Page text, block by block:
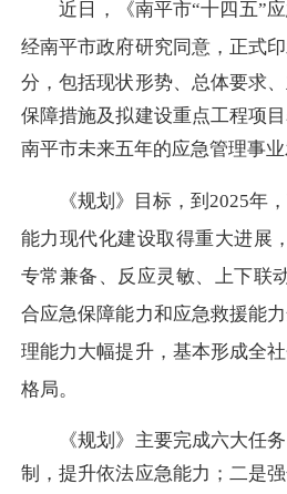
近日， 《南平市“十四五”
经南平市政府研究同意，正式
分，包括现状形势、总体要求
保障措施及拟建设重点工程项
南平市未来五年的应急管理事业
《规划》目标，到2025年
能力现代化建设取得重大进展，
专常兼备、反应灵敏、上下联
合应急保障能力和应急救援能
理能力大幅提升，基本形成全
格局。
《规划》主要完成六大任务
制，提升依法应急能力；二是